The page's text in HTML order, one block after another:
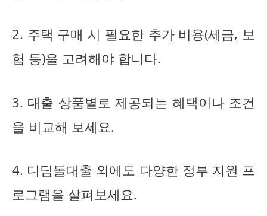
2. 주택 구매 시 필요한 추가 비용(세금, 보
험 등)을 고려해야 합니다.
3. 대출 상품별로 제공되는 혜택이나 조건
을 비교해 보세요.
4. 디딤돌대출 외에도 다양한 정부 지원 프
로그램을 살펴보세요.